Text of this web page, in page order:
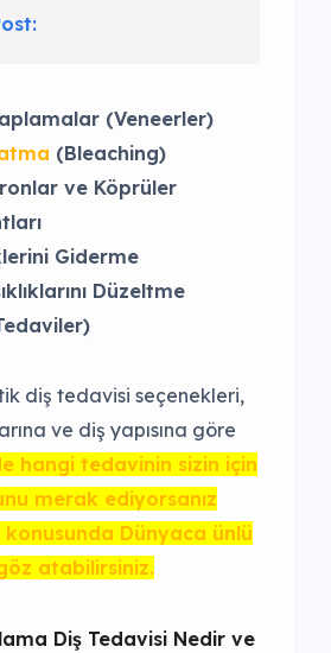
(Veneerler)
(Bleaching)
ve Köprüler
Giderme
Düzeltme
diş tedavisi seçenekleri,
ve diş yapısına göre
hangi tedavinin sizin için
merak ediyorsanız
konusunda Dünyaca ünlü
atabilirsiniz.
Diş Tedavisi Nedir ve